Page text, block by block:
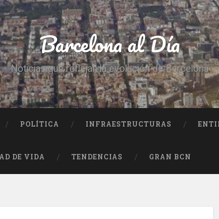
Barcelona al Día
Noticias que reflejan la evolución de Barcelona
POLÍTICA INFRAESTRUCTURAS
DE VIDA TENDENCIAS GRAN BCN